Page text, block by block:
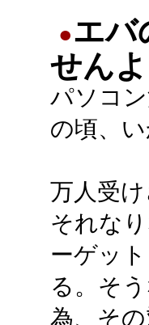
●エバ
せんよ
パソコ
の頃、
万人受
それな
ーゲッ
る。そ
為、そ